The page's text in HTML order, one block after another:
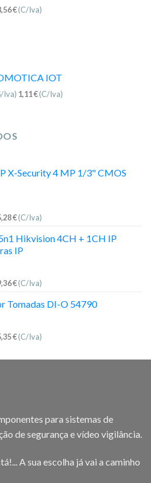
€(C/Iva)
IOT
Iva) 1,11€(C/Iva)
X-Security 4 MP 1/3" CMOS
€(C/Iva)
Hikvision 4CH + 1CH IP
IP
€(C/Iva)
Tomadas DI-O 54790
€(C/Iva)
para sistemas de
de segurança e vídeo vigilância.
A sua escolha já vai a caminho